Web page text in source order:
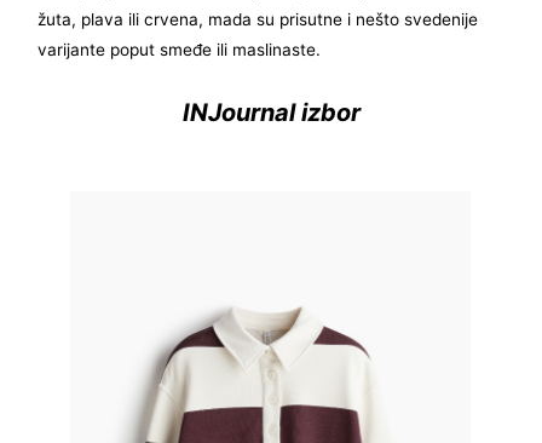
žuta, plava ili crvena, mada su prisutne i nešto svedenije
varijante poput smeđe ili maslinaste.
INJournal izbor